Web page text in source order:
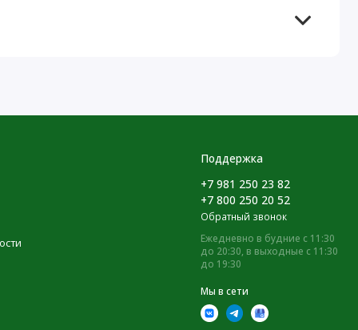
Поддержка
+7 981 250 23 82
+7 800 250 20 52
Обратный звонок
Ежедневно в будние с 11:30
до 20:30, в выходные с 11:30
до 19:30
Мы в сети